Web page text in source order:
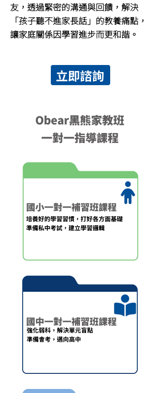
友，透過緊密的溝通與回饋，解決
「孩子聽不進家長話」的教養痛點，
讓家庭關係因學習進步而更和諧。
立即諮詢
Obear黑熊家教班
一對一指導課程
國小一對一補習班課程
培養好的學習習慣，打好各方面基礎
​準備私中考試，建立學習邏輯
國中一對一補習班課程
強化弱科，解決單元盲點
​準備會考，邁向高中